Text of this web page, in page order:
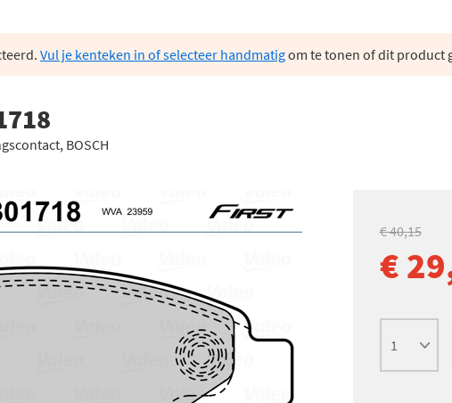
Vul je kenteken in of selecteer handmatigom te tonen of dit product
BOSCH
€ 40,15
€